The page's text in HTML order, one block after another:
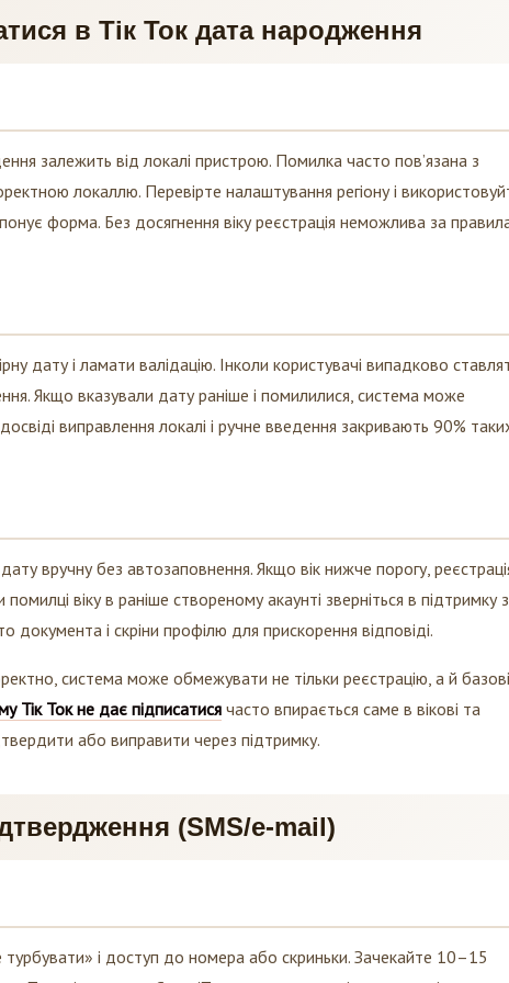
в Тік Ток дата народження
залежить від локалі пристрою. Помилка часто пов’язана з
локаллю. Перевірте налаштування регіону і
форма. Без досягнення віку реєстрація неможлива за
дату і ламати валідацію. Інколи користувачі випадково
Якщо вказували дату раніше і помилилися, система може
виправлення локалі і ручне введення закривають 90%
вручну без автозаповнення. Якщо вік нижче порогу,
віку в раніше створеному акаунті зверніться в підтримку з
і скріни профілю для прискорення відповіді.
система може обмежувати не тільки реєстрацію, а й базові
Тік Ток не дає підписатисячасто впирається саме в вікові та
або виправити через підтримку.
(SMS/e-mail)
і доступ до номера або скриньки. Зачекайте 10–15